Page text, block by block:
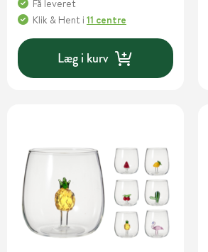
Få leveret
Klik & Hent i 11 centre
Læg i kurv